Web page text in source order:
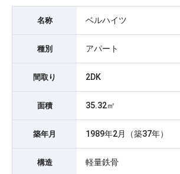
名称 ベルハイツ
種別 アパート
間取り 2DK
面積 35.32㎡
築年月 1989年2月（築37年）
構造 軽量鉄骨